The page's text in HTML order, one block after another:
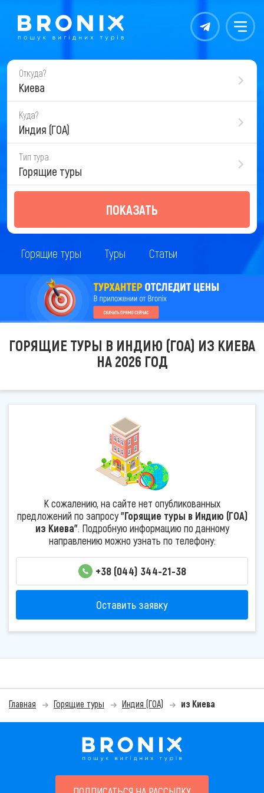
Контакты Меню
Откуда?
Киева
Куда?
Индия (ГОА)
Тип тура
Горящие туры
ПОКАЗАТЬ
Горящие туры Туры Статьи
ГОРЯЩИЕ ТУРЫ В ИНДИЮ (ГОА) ИЗ КИЕВА
НА 2026 ГОД
К сожалению, на сайте нет опубликованных
предложений по запросу"Горящие туры в Индию (ГОА)
из Киева". Подробную информацию по данному
направлению можно узнать по телефону:
+38 (044) 344-21-38
Оставить заявку
Главная Горящие туры Индия (ГОА) из Киева